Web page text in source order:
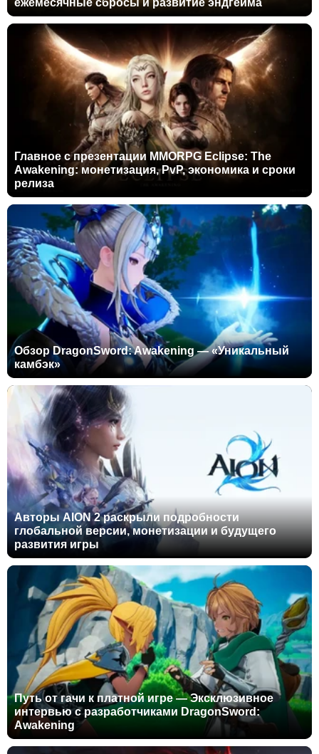
ежемесячные сбросы и развитие эндгейма
Главное с презентации MMORPG Eclipse: The
Awakening: монетизация, PvP, экономика и сроки
релиза
Обзор DragonSword: Awakening — «Уникальный
камбэк»
Авторы AION 2 раскрыли подробности
глобальной версии, монетизации и будущего
развития игры
Путь от гачи к платной игре — Эксклюзивное
интервью с разработчиками DragonSword:
Awakening